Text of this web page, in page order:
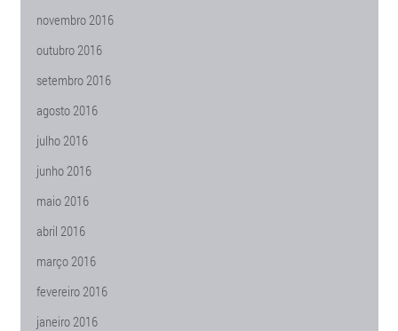
novembro 2016
outubro 2016
setembro 2016
agosto 2016
julho 2016
junho 2016
maio 2016
abril 2016
março 2016
fevereiro 2016
janeiro 2016